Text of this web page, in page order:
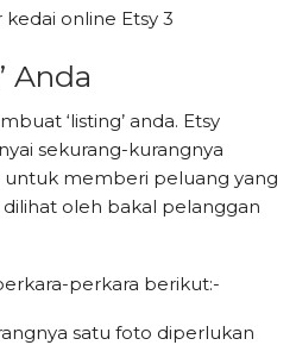
Anda
‘listing’ anda. Etsy
sekurang-kurangnya
untuk memberi peluang yang
oleh bakal pelanggan
perkara berikut:-
satu foto diperlukan